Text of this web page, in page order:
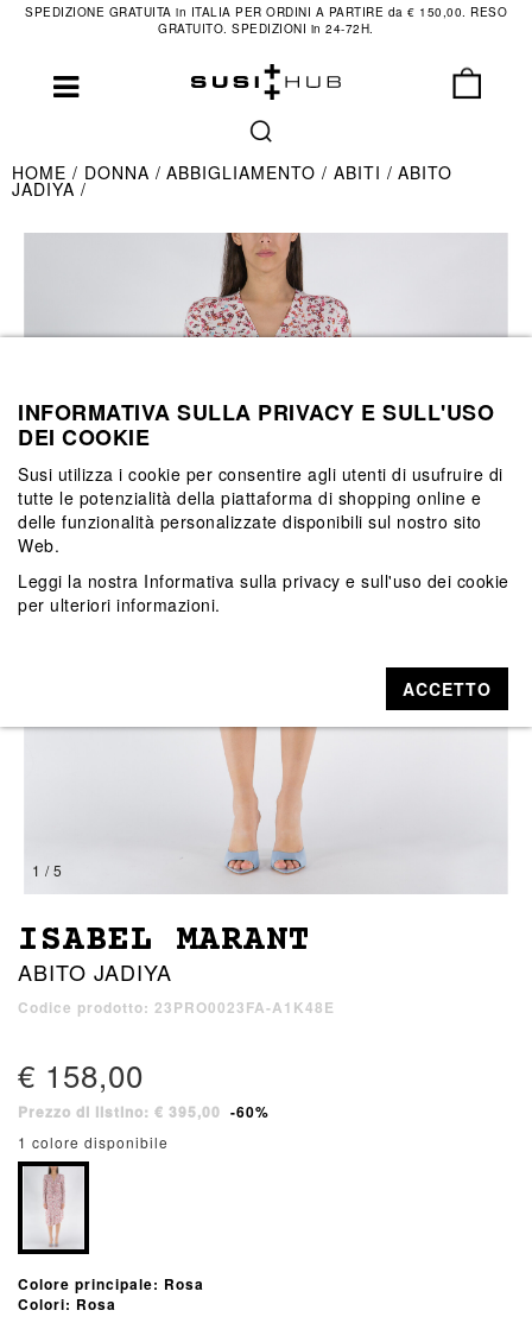
SPEDIZIONE GRATUITA in ITALIA PER ORDINI A PARTIRE da € 150,00. RESO
GRATUITO. SPEDIZIONI in 24-72H.
HOME DONNA ABBIGLIAMENTO ABITI ABITO
JADIYA
1 / 5
ISABEL MARANT
ABITO JADIYA
Codice prodotto: 23PRO0023FA-A1K48E
€ 158,00
Prezzo di listino: € 395,00 -60%
1 colore disponibile
Colore principale: Rosa
Colori: Rosa
INFORMATIVA SULLA PRIVACY E SULL'USO
DEI COOKIE
Susi utilizza i cookie per consentire agli utenti di usufruire di
tutte le potenzialità della piattaforma di shopping online e
delle funzionalità personalizzate disponibili sul nostro sito
Web.
Leggi la nostra Informativa sulla privacy e sull'uso dei cookie
per ulteriori informazioni.
ACCETTO